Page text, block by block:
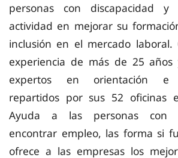
personas
con discapacidad
actividad en mejorar su
inclusión en el mercado laboral.
experiencia de más de 25
expertos en orientación e
repartidos por sus 52 oficinas
Ayuda a las personas con
encontrar empleo, las forma si
ofrece a las empresas los